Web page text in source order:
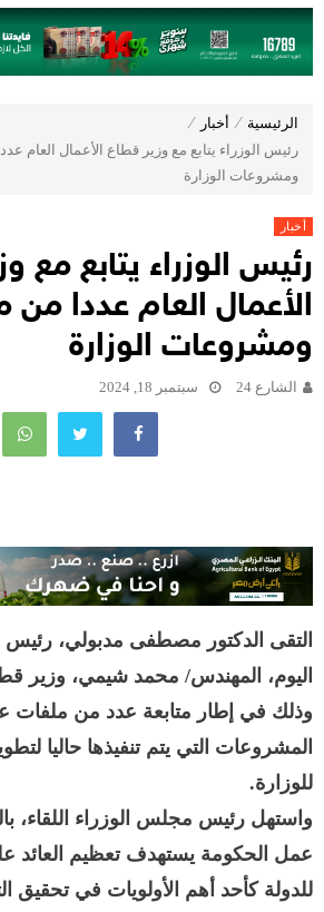
الرئيسية ⁄ أخبار ⁄
رئيس الوزراء يتابع مع وزير قطاع الأعمال العام
ومشروعات الوزارة
أخبار
رئيس الوزراء يتابع مع
الأعمال العام عددا
ومشروعات الوزارة
الشارع 24 سبتمبر 18, 2024
التقى الدكتور مصطفى مدبولي، رئيس
اليوم، المهندس/ محمد شيمي، وزير
وذلك في إطار متابعة عدد من ملفات
المشروعات التي يتم تنفيذها حاليا
للوزارة.
واستهل رئيس مجلس الوزراء اللقاء،
عمل الحكومة يستهدف تعظيم العائد
للدولة كأحد أهم الأولويات في تحقيق